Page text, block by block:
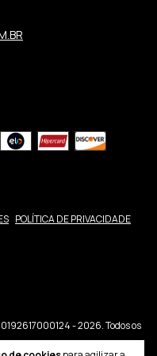
POLÍTICA DE PRIVACIDADE
- 2026. Todos os